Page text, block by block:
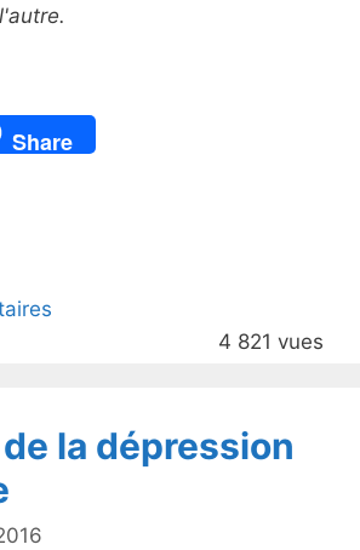
Share
4 821 vues
la dépression